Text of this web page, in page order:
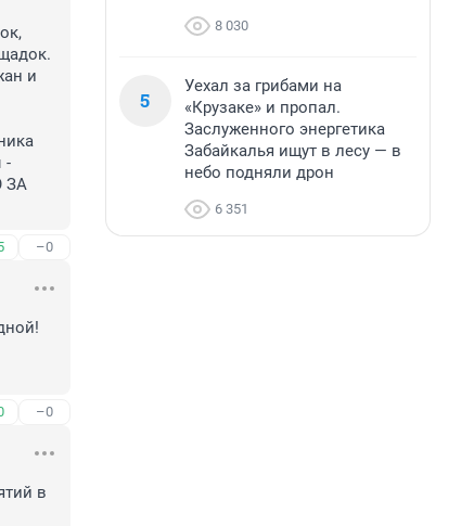
и
-
ЗА
–0
–0
в
8 030
5
Уехал за грибами на
«Крузаке» и пропал.
Заслуженного энергетика
Забайкалья ищут в лесу — в
небо подняли дрон
6 351